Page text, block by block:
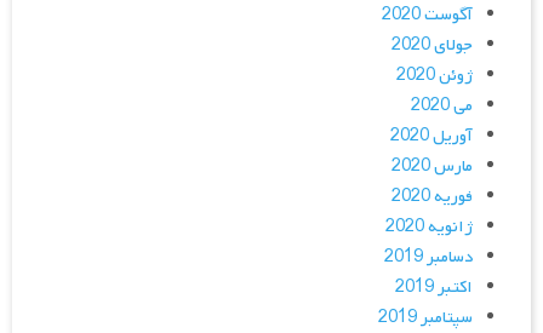
آگوست 2020
جولای 2020
ژوئن 2020
می 2020
آوریل 2020
مارس 2020
فوریه 2020
ژانویه 2020
دسامبر 2019
اکتبر 2019
سپتامبر 2019